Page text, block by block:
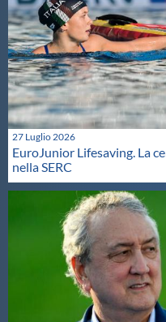
27 Luglio 2026
EuroJunior Lifesaving. La
nella SERC